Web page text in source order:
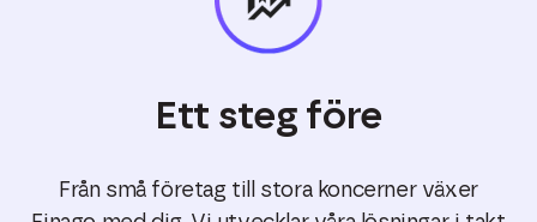
Ett steg före
Från små företag till stora koncerner växer